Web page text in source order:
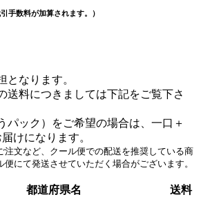
手数料が加算されます。）
となります。
送料につきましては下記をご覧下さ
パック）をご希望の場合は、一口＋
けになります。
文など、クール便での配送を推奨している商
にて発送させていただく場合がございます。
都道府県名
送料